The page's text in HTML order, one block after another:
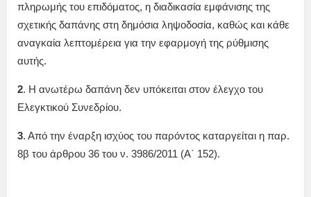
πληρωμής του επιδόματος, η διαδικασία εμφάνισης της
σχετικής δαπάνης στη δημόσια ληψοδοσία, καθώς και κάθε
αναγκαία λεπτομέρεια για την εφαρμογή της ρύθμισης
αυτής.
2. Η ανωτέρω δαπάνη δεν υπόκειται στον έλεγχο του
Ελεγκτικού Συνεδρίου.
3. Από την έναρξη ισχύος του παρόντος καταργείται η παρ.
8β του άρθρου 36 του ν. 3986/2011 (Α΄ 152).